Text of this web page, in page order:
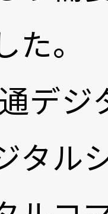
た。
デジ
タル